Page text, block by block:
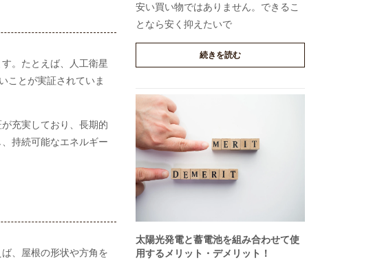
。たとえば、人工衛星
ことが実証されていま
充実しており、長期的
持続可能なエネルギー
、屋根の形状や方角を
安い買い物ではありません。できるこ
となら安く抑えたいで
続きを読む
太陽光発電と蓄電池を組み合わせて使
用するメリット・デメリット！